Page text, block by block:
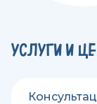
УСЛУГИ И